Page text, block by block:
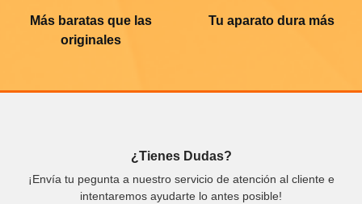
Más baratas que las
originales
Tu aparato dura más
¿Tienes Dudas?
¡Envía tu pegunta a nuestro servicio de atención al cliente e
intentaremos ayudarte lo antes posible!